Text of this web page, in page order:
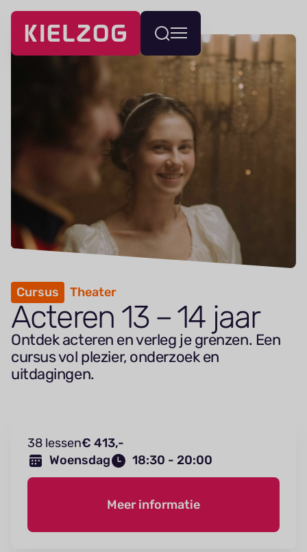
Navigatie
overslaan
Wissel
menu
Cursus Theater
Acteren 13 –14jaar
Ontdek acteren en verleg je grenzen. Een
cursus vol plezier, onderzoek en
uitdagingen.
38 lessen€ 413,-
Woensdag
18:30 - 20:00
Meer informatie